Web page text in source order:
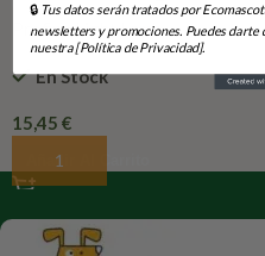
Profine Light Lamb
En Stock
15,45 €
Añadir Al Carrito
🔒 Tus datos serán tratados por
newsletters y promociones. Puedes darte
nuestra [Política de Privacidad].